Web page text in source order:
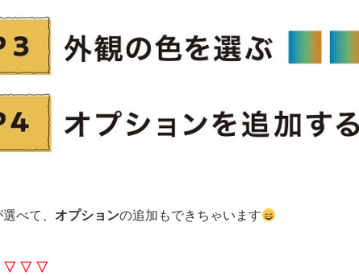
べて、 オプションの追加もできちゃいます
▽ ▽ ▽